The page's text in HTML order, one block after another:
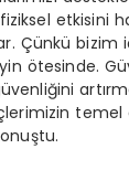
etkisini
Çünkü bizim
ötesinde.
temel